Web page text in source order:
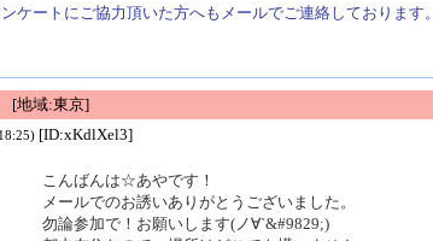
ケートにご協力頂いた方へもメールでご連絡しております。
[地域:東京]
[ID:xKdlXel3]
こんばんは☆あやです！
メールでのお誘いありがとうございました。
勿論参加で！お願いします(ノ∀`&#9829;)